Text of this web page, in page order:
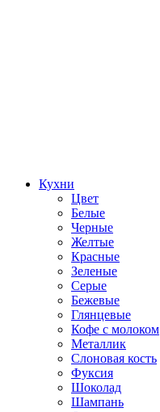
Кухни
Цвет
Белые
Черные
Желтые
Красные
Зеленые
Серые
Бежевые
Глянцевые
Кофе с молоком
Металлик
Слоновая кость
Фуксия
Шоколад
Шампань